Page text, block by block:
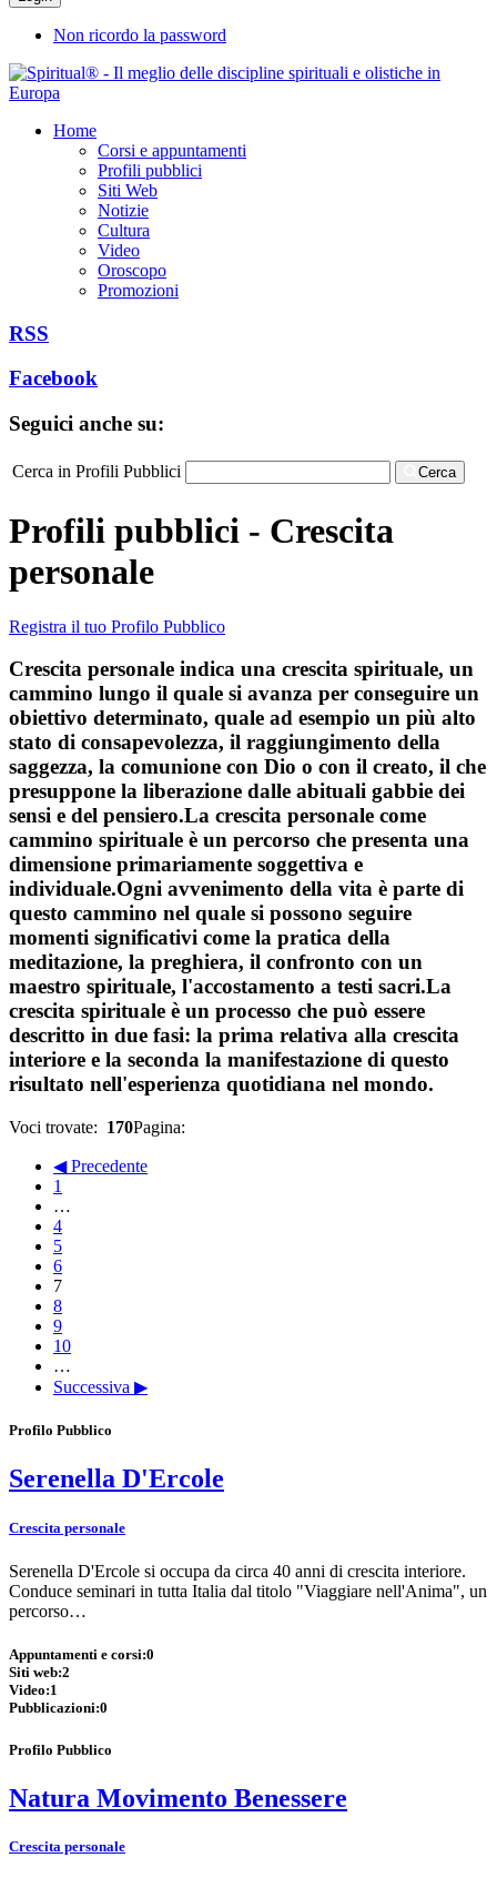
Non ricordo la password
Home
Corsi e appuntamenti
Profili pubblici
Siti Web
Notizie
Cultura
Video
Oroscopo
Promozioni
RSS
Facebook
Seguici anche su:
Cerca in Profili Pubblici Cerca
Profili pubblici - Crescita
personale
Registra il tuo Profilo Pubblico
Crescita personale indica una crescita spirituale, un
cammino lungo il quale si avanza per conseguire un
obiettivo determinato, quale ad esempio un più alto
stato di consapevolezza, il raggiungimento della
saggezza, la comunione con Dio o con il creato, il che
presuppone la liberazione dalle abituali gabbie dei
sensi e del pensiero.La crescita personale come
cammino spirituale è un percorso che presenta una
dimensione primariamente soggettiva e
individuale.Ogni avvenimento della vita è parte di
questo cammino nel quale si possono seguire
momenti significativi come la pratica della
meditazione, la preghiera, il confronto con un
maestro spirituale, l'accostamento a testi sacri.La
crescita spirituale è un processo che può essere
descritto in due fasi: la prima relativa alla crescita
interiore e la seconda la manifestazione di questo
risultato nell'esperienza quotidiana nel mondo.
Voci trovate: 170Pagina:
◀ Precedente
1
…
4
5
6
7
8
9
10
…
Successiva ▶
Profilo Pubblico
Serenella D'Ercole
Crescita personale
Serenella D'Ercole si occupa da circa 40 anni di crescita interiore.
Conduce seminari in tutta Italia dal titolo "Viaggiare nell'Anima", un
percorso…
Appuntamenti e corsi:0
Siti web:2
Video:1
Pubblicazioni:0
Profilo Pubblico
Natura Movimento Benessere
Crescita personale